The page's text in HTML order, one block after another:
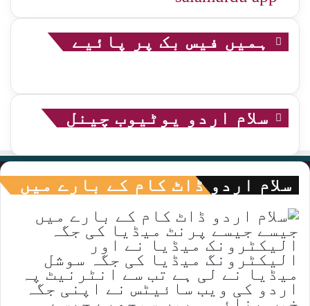
ہمیں فیس بک پر پائیے
سلام اردو یوٹیوب چینل
سلام اردو ڈاٹ کام کے بارے میں
جیسے جیسے پرنٹ میڈیا کی جگہ
الیکٹرونک میڈیا نے اور
الیکٹرونگ میڈیا کی جگہ سوشل
میڈیا نے لی ہے تب سے انٹرنیٹ پہ
اردو کی ویب سائیٹس نے اپنی جگہ